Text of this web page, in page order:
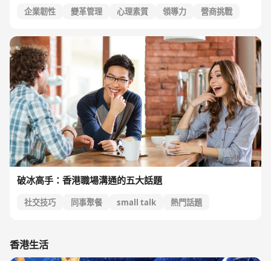
企業韌性 變革管理 心理素質 領導力 營商挑戰
破冰高手：香港職場溝通的五大話題
社交技巧 同事聚餐 small talk
熱門話題
香港生活